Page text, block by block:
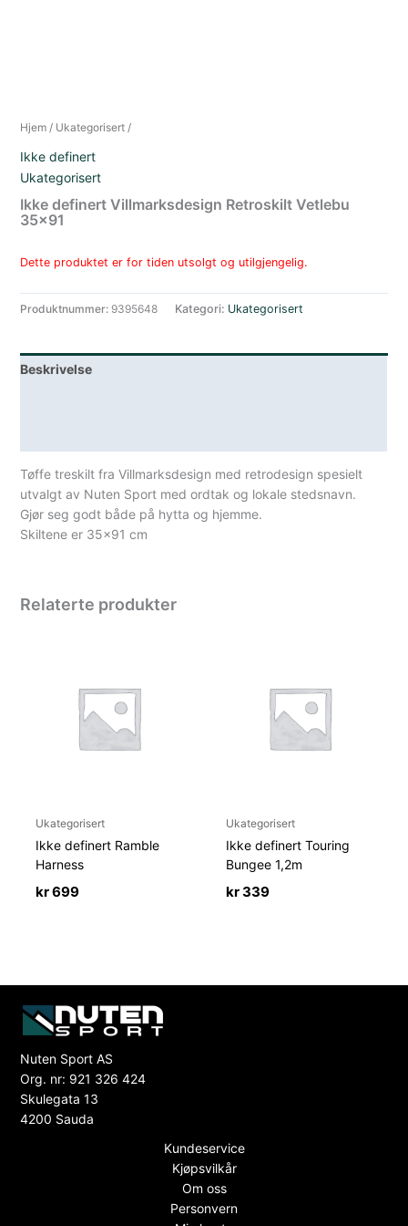
Hjem / Ukategorisert /
Ikke definert
Ukategorisert
Ikke definert Villmarksdesign Retroskilt Vetlebu
35×91
Dette produktet er for tiden utsolgt og utilgjengelig.
Produktnummer: 9395648 Kategori: Ukategorisert
Beskrivelse
Tøffe treskilt fra Villmarksdesign med retrodesign spesielt
utvalgt av Nuten Sport med ordtak og lokale stedsnavn.
Gjør seg godt både på hytta og hjemme.
Skiltene er 35×91 cm
Relaterte produkter
Ukategorisert
Ikke definert Ramble
Harness
kr699
Ukategorisert
Ikke definert Touring
Bungee 1,2m
kr339
Nuten Sport AS
Org. nr: 921 326 424
Skulegata 13
4200 Sauda
Kundeservice
Kjøpsvilkår
Om oss
Personvern